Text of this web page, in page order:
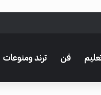
فن ترند ومنوعات